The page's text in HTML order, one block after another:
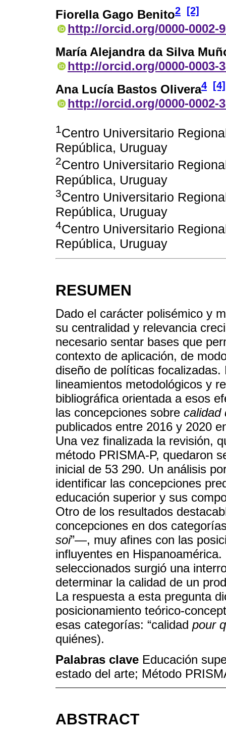
Fiorella Gago Benito2 [2]
http://orcid.org/0000-0002-
María Alejandra da Silva
http://orcid.org/0000-0003-
Ana Lucía Bastos Olivera4 [4]
http://orcid.org/0000-0002-
1Centro Universitario
República, Uruguay
2Centro Universitario
República, Uruguay
3Centro Universitario
República, Uruguay
4Centro Universitario
República, Uruguay
RESUMEN
Dado el carácter polisémico y
su centralidad y relevancia
necesario sentar bases que
contexto de aplicación, de
diseño de políticas
lineamientos metodológicos y
bibliográfica orientada a esos
las concepciones sobre calidad
publicados entre 2016 y 2020
Una vez finalizada la revisión,
método PRISMA-P, quedaron
inicial de 53 290. Un análisis
identificar las concepciones
educación superior y sus
Otro de los resultados
concepciones en dos
soi”—, muy afines con las
influyentes en
seleccionados surgió una
determinar la calidad de un
La respuesta a esta pregunta
posicionamiento teórico-
esas categorías: “calidad pour
quiénes).
Palabras clave Educación
estado del arte; Método
ABSTRACT